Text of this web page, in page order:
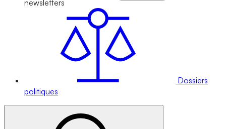
newsletters
Dossiers
politiques